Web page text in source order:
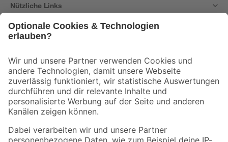
Nützliche Links
Der toom Newsletter: Keine Angebote und Aktionen mehr verpassen!
Zur Newsletter Anmeldung
Folge uns